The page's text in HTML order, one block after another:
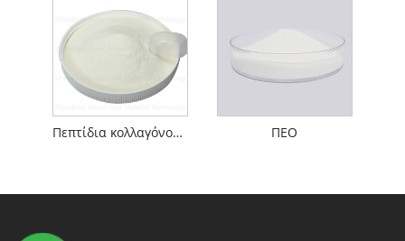
Πεπτίδια κολλαγόνου ψαριών ΠΕΟ